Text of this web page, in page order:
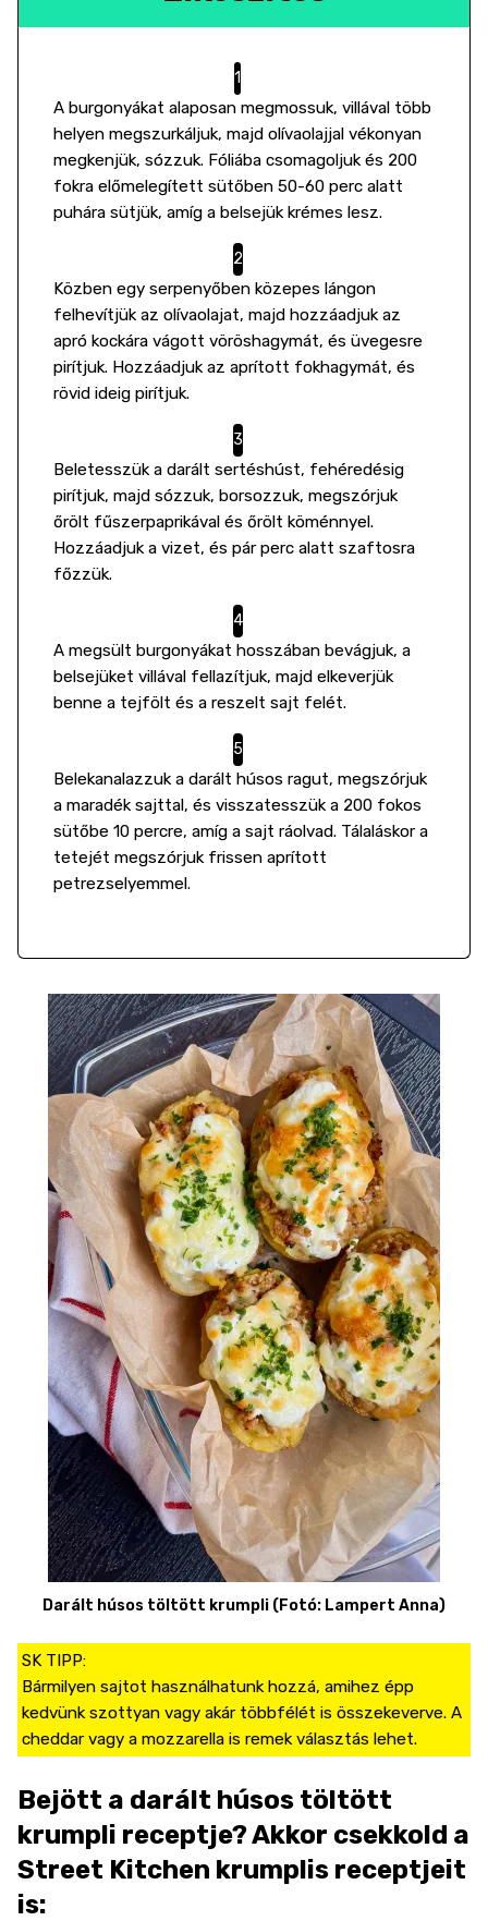
A burgonyákat alaposan megmossuk, villával több
helyen megszurkáljuk, majd olívaolajjal vékonyan
megkenjük, sózzuk. Fóliába csomagoljuk és 200
fokra előmelegített sütőben 50-60 perc alatt
puhára sütjük, amíg a belsejük krémes lesz.
Közben egy serpenyőben közepes lángon
felhevítjük az olívaolajat, majd hozzáadjuk az
apró kockára vágott vöröshagymát, és üvegesre
pirítjuk. Hozzáadjuk az aprított fokhagymát, és
rövid ideig pirítjuk.
Beletesszük a darált sertéshúst, fehéredésig
pirítjuk, majd sózzuk, borsozzuk, megszórjuk
őrölt fűszerpaprikával és őrölt köménnyel.
Hozzáadjuk a vizet, és pár perc alatt szaftosra
főzzük.
A megsült burgonyákat hosszában bevágjuk, a
belsejüket villával fellazítjuk, majd elkeverjük
benne a tejfölt és a reszelt sajt felét.
Belekanalazzuk a darált húsos ragut, megszórjuk
a maradék sajttal, és visszatesszük a 200 fokos
sütőbe 10 percre, amíg a sajt ráolvad. Tálaláskor a
tetejét megszórjuk frissen aprított
petrezselyemmel.
Darált húsos töltött krumpli (Fotó: Lampert Anna)
SK TIPP:
Bármilyen sajtot használhatunk hozzá, amihez épp
kedvünk szottyan vagy akár többfélét is összekeverve. A
Bejött a darált húsos töltött
krumpli receptje? Akkor csekkold a
Street Kitchen krumplis receptjeit
is: